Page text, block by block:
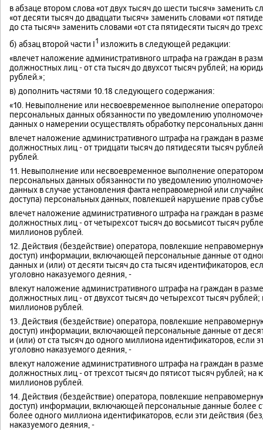
в абзаце втором слова «от двух тысяч до шести тысяч» заменить
«от десяти тысяч до двадцати тысяч» заменить словами «от
до ста тысяч» заменить словами «от ста пятидесяти тысяч до
б) абзац второй части I1 изложить в следующей редакции:
«влечет наложение административного штрафа на граждан в
должностных лиц - от ста тысяч до двухсот тысяч рублей; на
рублей.»;
в) дополнить частями 10.18 следующего содержания:
«10. Невыполнение или несвоевременное выполнение
персональных данных обязанности по уведомлению
данных о намерении осуществлять обработку персональных
влечет наложение административного штрафа на граждан в
должностных лиц - от тридцати тысяч до пятидесяти тысяч
рублей.
11. Невыполнение или несвоевременное выполнение
персональных данных обязанности по уведомлению
данных в случае установления факта неправомерной или
доступа) персональных данных, повлекшей нарушение прав
влечет наложение административного штрафа на граждан в
должностных лиц - от четырехсот тысяч до восьмисот тысяч
миллионов рублей.
12. Действия (бездействие) оператора, повлекшие
доступ) информации, включающей персональные данные от
данных и (или) от десяти тысяч до ста тысяч идентификаторов,
уголовно наказуемого деяния, -
влекут наложение административного штрафа на граждан в
должностных лиц - от двухсот тысяч до четырехсот тысяч
миллионов рублей.
13. Действия (бездействие) оператора, повлекшие
доступ) информации, включающей персональные данные от
и (или) от ста тысяч до одного миллиона идентификаторов, если
уголовно наказуемого деяния, -
влекут наложение административного штрафа на граждан в
должностных лиц - от трехсот тысяч до пятисот тысяч рублей;
миллионов рублей.
14. Действия (бездействие) оператора, повлекшие
доступ) информации, включающей персональные данные более
более одного миллиона идентификаторов, если эти действия
наказуемого деяния, -